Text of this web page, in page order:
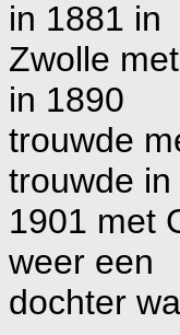
in 1881 in
Zwolle
in 1890
trouwde
trouwde in
1901 met
weer een
dochter